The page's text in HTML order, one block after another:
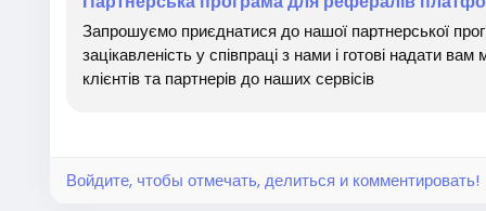
🔹 Отримувати винагороду за успішні рекомендації
✅ Підходить для юристів, бухгалтерів, бізнес-
Запрошуємо приєднатися до нашої партнерської
зацікавленість у співпраці з нами і готові надати
клієнтів та партнерів до наших сервісів
Войдите, чтобы отмечать, делиться и комментировать!